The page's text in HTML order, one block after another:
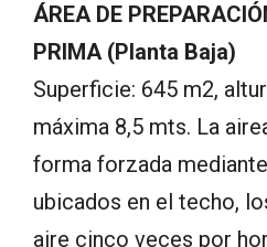
ÁREA DE
PRIMA (Planta Baja)
Superficie: 645 m2,
máxima 8,5 mts. La
forma forzada
ubicados en el techo,
aire cinco veces por